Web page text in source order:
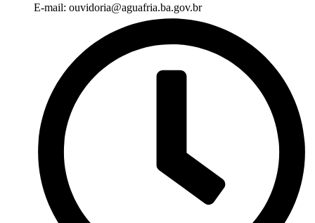
E-mail: ouvidoria@aguafria.ba.gov.br